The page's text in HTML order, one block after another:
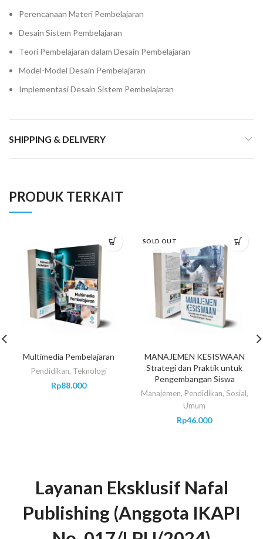
Perencanaan Materi Pembelajaran
Desain Sistem Pembelajaran
Teori Pembelajaran dalam Desain Pembelajaran
Model-Model Desain Pembelajaran
Implementasi Desain Sistem Pembelajaran
SHIPPING & DELIVERY
PRODUK TERKAIT
Multimedia Pembelajaran
Pendidikan, Teknologi
Rp88.000
SOLD OUT
MANAJEMEN KESISWAAN
Strategi dan Praktik untuk
Pengembangan Siswa
Manajemen, Pendidikan, Sosial,
Umum
Rp46.000
Layanan Eksklusif Nafal
Publishing (Anggota IKAPI